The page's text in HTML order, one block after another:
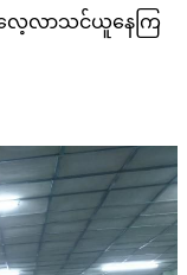
လေ့လာသင်ယူနေကြ